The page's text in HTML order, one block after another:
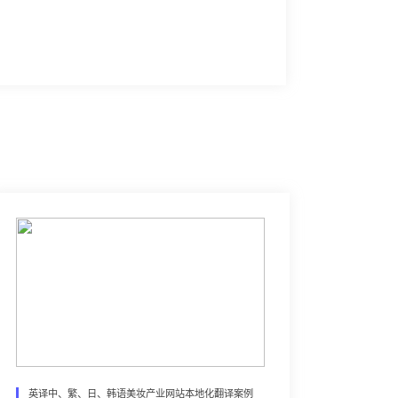
英译中、繁、日、韩语美妆产业网站本地化翻译案例